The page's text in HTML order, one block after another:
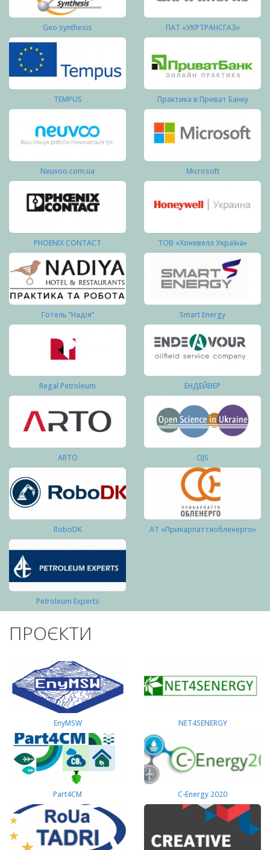
Geo synthesis ПАТ «УКРТРАНСГАЗ»
TEMPUS Практика в Приват Банку
Neuvoo.com.ua Microsoft
PHOENIX CONTACT ТОВ «Хоневелл Україна»
Готель “Надія” Smart Energy
Regal Petroleum ЕНДЕЙВЕР
ARTO OJS
RoboDK АТ «Прикарпаттяобленерго»
Petroleum Experts
ПРОЄКТИ
EnyMSW NET4SENERGY
Part4СМ C-Energy 2020